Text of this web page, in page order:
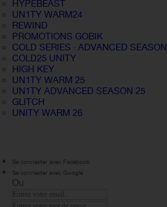
HYPEBEAST
UN1TY WARM24
REWIND
PROMOTIONS GOBIK
COLD SERIES · ADVANCED SEASON
COLD25 UNITY
HIGH KEY
UN1TY WARM 25
UN1TY ADVANCED SEASON 25
GLITCH
UNITY WARM 26
Se connecter avec Facebook
Se connecter avec Google
Ou